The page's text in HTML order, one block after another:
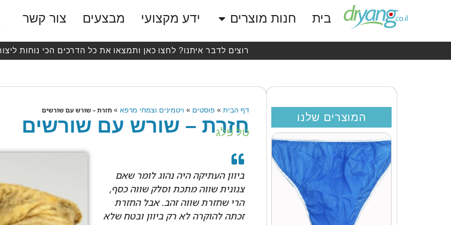
בית חנות מוצרים ידע מקצועי מבצעים צור קשר
רוצים לדבר איתנו? לחצו כאן ותמצאו את כל הדרכים הכי נוחות
המוצרים שלנו
דף הבית» פוסטים » ויטמינים וצמחי מרפא» חזרת – שורש עם שורשים
חזרת – שורש עם שורשים
טל פלג
ביוון העתיקה היה נהוג לומר שאם
צנונית שווה מתכת וסלק שווה כסף,
הרי שחזרת שווה זהב. אבל החזרת
זכתה להוקרה לא רק ביוון ובטח שלא